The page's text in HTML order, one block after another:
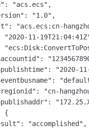
"acs.ecs",
"1.0",
"acs.ecs:cn-
"2020-11-
"2020-
"cn-
{
"accomplished",